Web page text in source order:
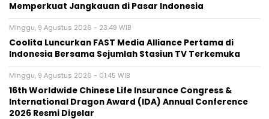
Memperkuat Jangkauan di Pasar Indonesia
Minggu, 9 Agustus 2026 - 23:49 WIB
Coolita Luncurkan FAST Media Alliance Pertama di
Indonesia Bersama Sejumlah Stasiun TV Terkemuka
Minggu, 9 Agustus 2026 - 01:45 WIB
16th Worldwide Chinese Life Insurance Congress &
International Dragon Award (IDA) Annual Conference
2026 Resmi Digelar